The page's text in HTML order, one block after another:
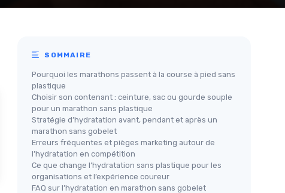
SOMMAIRE
Pourquoi les marathons passent à la course à pied sans
plastique
Choisir son contenant : ceinture, sac ou gourde souple
pour un marathon sans plastique
Stratégie d’hydratation avant, pendant et après un
marathon sans gobelet
Erreurs fréquentes et pièges marketing autour de
l’hydratation en compétition
Ce que change l’hydratation sans plastique pour les
organisations et l’expérience coureur
FAQ sur l’hydratation en marathon sans gobelet